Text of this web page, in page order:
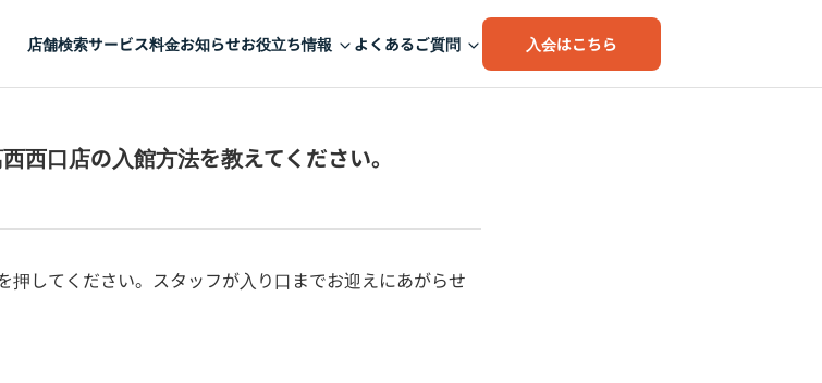
店舗検索サービス料金お知らせお役立ち情報 よくあるご質問 入会はこちら
西口店の入館方法を教えてください。
押してください。スタッフが入り口までお迎えにあがらせ